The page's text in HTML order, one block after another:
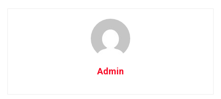
Admin